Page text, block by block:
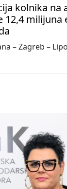
kolnika na
12,4 milijuna
– Zagreb –